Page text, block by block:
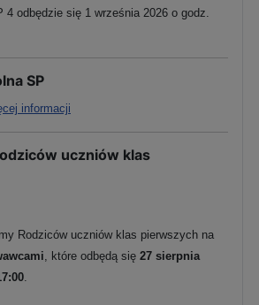
4 odbędzie się 1 września 2026 o godz.
SP
informacji
uczniów klas
Rodziców uczniów klas pierwszych na
, które odbędą się 27 sierpnia
.